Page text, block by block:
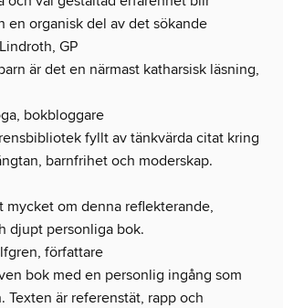
en organisk del av det sökande
GP
är det en närmast katharsisk läsning,
bokbloggare
fyllt av tänkvärda citat kring
barnfrihet och moderskap.
mycket om denna reflekterande,
djupt personliga bok.
författare
bok med en personlig ingång som
Texten är referenstät, rapp och